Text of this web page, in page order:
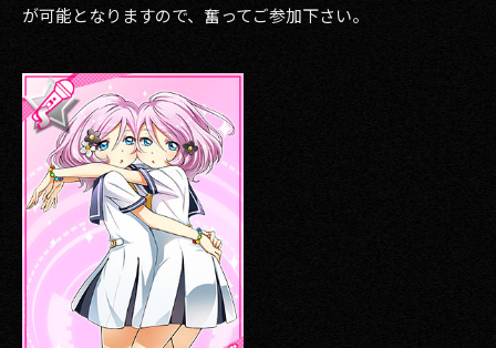
が可能となりますので、奮ってご参加下さい。